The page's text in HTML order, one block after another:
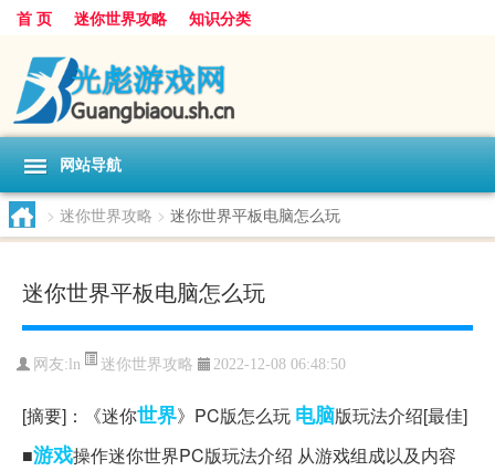
首 页 迷你世界攻略 知识分类
网站导航
> 迷你世界攻略 > 迷你世界平板电脑怎么玩
迷你世界平板电脑怎么玩
网友: ln 迷你世界攻略 2022-12-08 06:48:50
[摘要]：《迷你世界》PC版怎么玩 电脑版玩法介绍[最佳]
■游戏操作迷你世界PC版玩法介绍 从游戏组成以及内容